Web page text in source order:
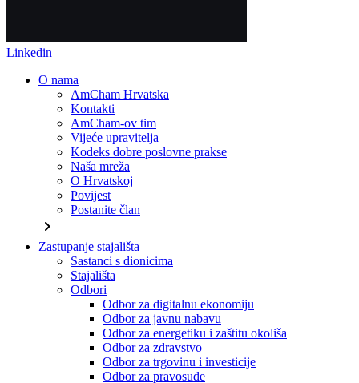
Linkedin
O nama
AmCham Hrvatska
Kontakti
AmCham-ov tim
Vijeće upravitelja
Kodeks dobre poslovne prakse
Naša mreža
O Hrvatskoj
Povijest
Postanite član
chevron_right
Zastupanje stajališta
Sastanci s dionicima
Stajališta
Odbori
Odbor za digitalnu ekonomiju
Odbor za javnu nabavu
Odbor za energetiku i zaštitu okoliša
Odbor za zdravstvo
Odbor za trgovinu i investicije
Odbor za pravosuđe